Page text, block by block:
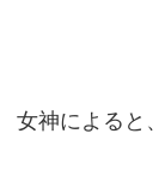
女神によると、